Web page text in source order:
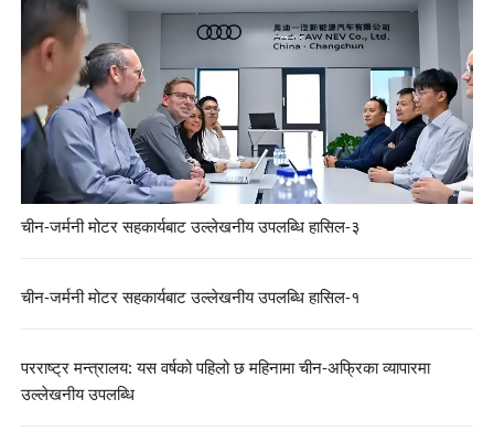
चीन-जर्मनी मोटर सहकार्यबाट उल्लेखनीय उपलब्धि हासिल-३
चीन-जर्मनी मोटर सहकार्यबाट उल्लेखनीय उपलब्धि हासिल-१
परराष्ट्र मन्त्रालय: यस वर्षको पहिलो छ महिनामा चीन-अफ्रिका व्यापारमा
उल्लेखनीय उपलब्धि